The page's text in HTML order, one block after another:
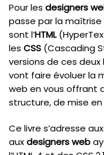
Pour les designers
passe par la
sont l’HTML
les CSS (Cascading
versions de ces deux
vont faire évoluer la
web en vous offrant
structure, de mise
Ce livre s’adresse aux
auxdesigners web